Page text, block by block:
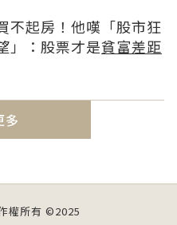
不起房！他嘆「股市狂
」：股票才是貧富差距
多
權所有 ©2025